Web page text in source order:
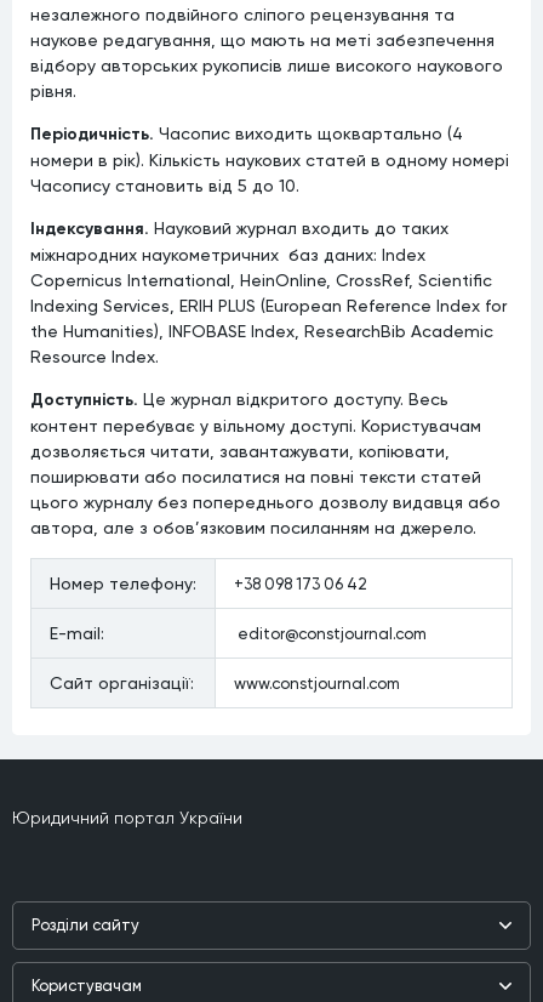
незалежного подвійного сліпого рецензування та
наукове редагування, що мають на меті забезпечення
відбору авторських рукописів лише високого наукового
рівня.
Періодичність. Часопис виходить щоквартально (4
номери в рік). Кількість наукових статей в одному номері
Часопису становить від 5 до 10.
Індексування. Науковий журнал входить до таких
міжнародних наукометричних баз даних: Index
Copernicus International, HeinOnline, CrossRef, Scientific
Indexing Services, ERIH PLUS (European Reference Index for
the Humanities), INFOBASE Index, ResearchBib Academic
Resource Index.
Доступність. Це журнал відкритого доступу. Весь
контент перебуває у вільному доступі. Користувачам
дозволяється читати, завантажувати, копіювати,
поширювати або посилатися на повні тексти статей
цього журналу без попереднього дозволу видавця або
автора, але з обов’язковим посиланням на джерело.
Номер телефону: +38 098 173 06 42
E-mail: editor@constjournal.com
Сайт органiзацiї: www.constjournal.com
Юридичний портал України
Роздiли сайту
Наука
Практика
Користувачам